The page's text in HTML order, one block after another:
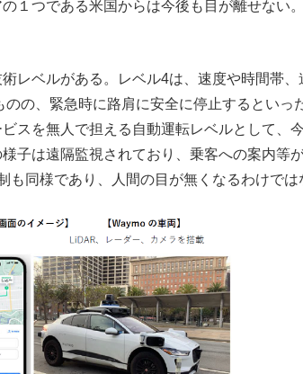
１つである米国からは今後も目が離せない。
レベルがある。レベル4は、速度や時間帯
のの、緊急時に路肩に安全に停止するとい
スを無人で担える自動運転レベルとして、
子は遠隔監視されており、乗客への案内等
も同様であり、人間の目が無くなるわけでは